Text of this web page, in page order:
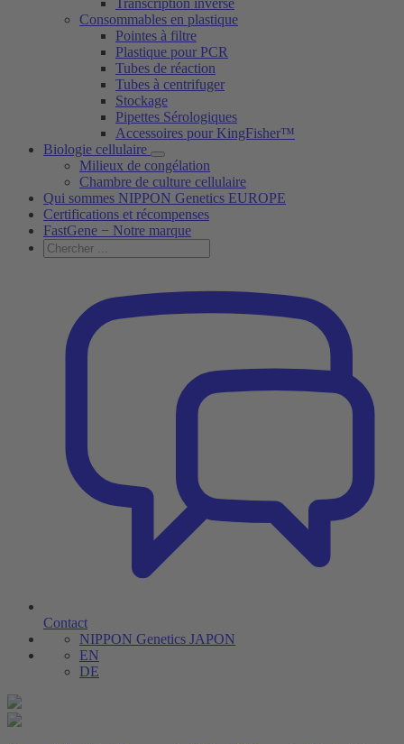
Transcription inverse
Consommables en plastique
Pointes à filtre
Plastique pour PCR
Tubes de réaction
Tubes à centrifuger
Stockage
Pipettes Sérologiques
Accessoires pour KingFisher™
Biologie cellulaire
Milieux de congélation
Chambre de culture cellulaire
Qui sommes NIPPON Genetics EUROPE
Certifications et récompenses
FastGene − Notre marque
Contact
NIPPON Genetics JAPON
EN
DE